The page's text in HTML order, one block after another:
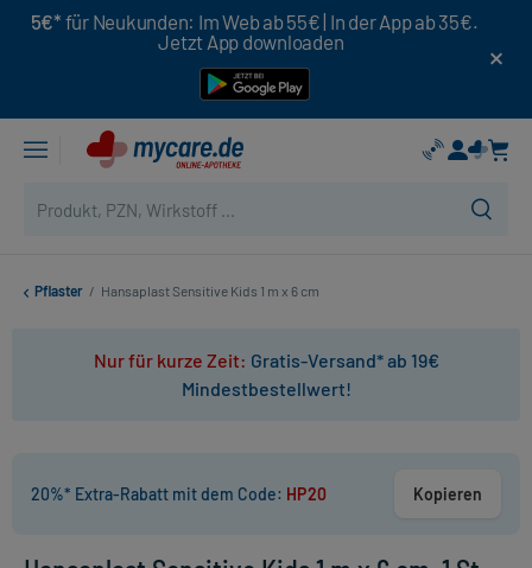
5€* für Neukunden: Im Web ab 55€ | In der App ab 35€.
Jetzt App downloaden
Pflaster / Hansaplast Sensitive Kids 1 m x 6 cm
Nur für kurze Zeit: Gratis-Versand* ab 19€
Mindestbestellwert!
20%* Extra-Rabatt mit dem Code: HP20 Kopieren